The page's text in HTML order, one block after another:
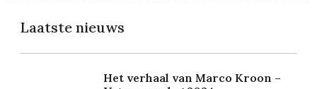
Laatste nieuws
Het verhaal van Marco Kroon –